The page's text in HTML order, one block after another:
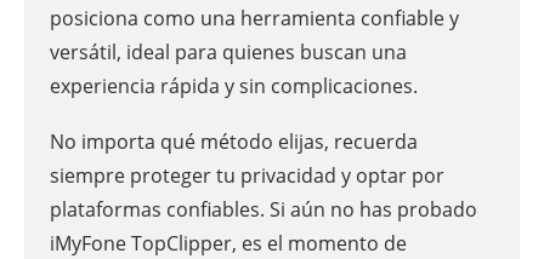
posiciona como una herramienta confiable y
versátil, ideal para quienes buscan una
experiencia rápida y sin complicaciones.
No importa qué método elijas, recuerda
siempre proteger tu privacidad y optar por
plataformas confiables. Si aún no has probado
iMyFone TopClipper, es el momento de